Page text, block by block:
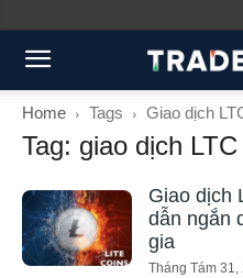
Home Tags Giao dịch
Tag: giao dịch LTC
Giao dịch
dẫn ngắn
gia
Tháng Tám 31,